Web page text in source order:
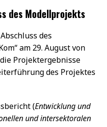
des Modellprojekts
des
am 29. August von
Projektergebnisse
des Projektes
(Entwicklung und
und intersektoralen